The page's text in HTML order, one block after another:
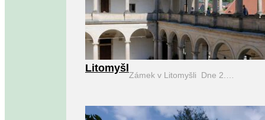
Litomyšl
Zámek v Litomyšli Dne 2.…